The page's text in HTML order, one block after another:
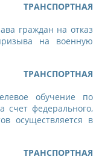
граждан на отказ
на военную
обучение по
счет федерального,
осуществляется в